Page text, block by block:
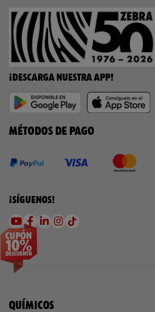
¡DESCARGA NUESTRA APP!
MÉTODOS DE PAGO
¡SÍGUENOS!
QUÍMICOS